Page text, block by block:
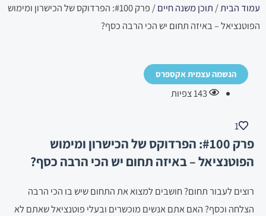
עמוד הבית/ תוכן משנה חיים
/ פרק #100: הפרדוקס של הכישרון ומימוש
הפוטנציאל – באיזה תחום יש הכי הרבה כסף?
הגשמה עצמית אקספרס
143צפיות
1
פרק #100: הפרדוקס של הכישרון ומימוש
הפוטנציאל – באיזה תחום יש הכי הרבה כסף?
רוצים לעבור תחום? חושבים למצוא את התחום שיש בו הכי הרבה
הצלחה וכסף? האם אתם אנשים מוכשרים ובעלי פוטנציאל שאתם לא